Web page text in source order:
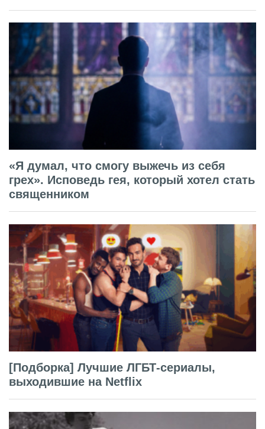
«Я думал, что смогу выжечь из себя
грех». Исповедь гея, который хотел стать
священником
[Подборка] Лучшие ЛГБТ-сериалы,
выходившие на Netflix